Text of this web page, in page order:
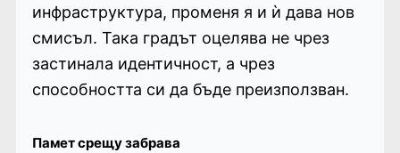
инфраструктура, променя я и ѝ дава нов
смисъл. Така градът оцелява не чрез
застинала идентичност, а чрез
способността си да бъде преизползван.
Памет срещу забрава